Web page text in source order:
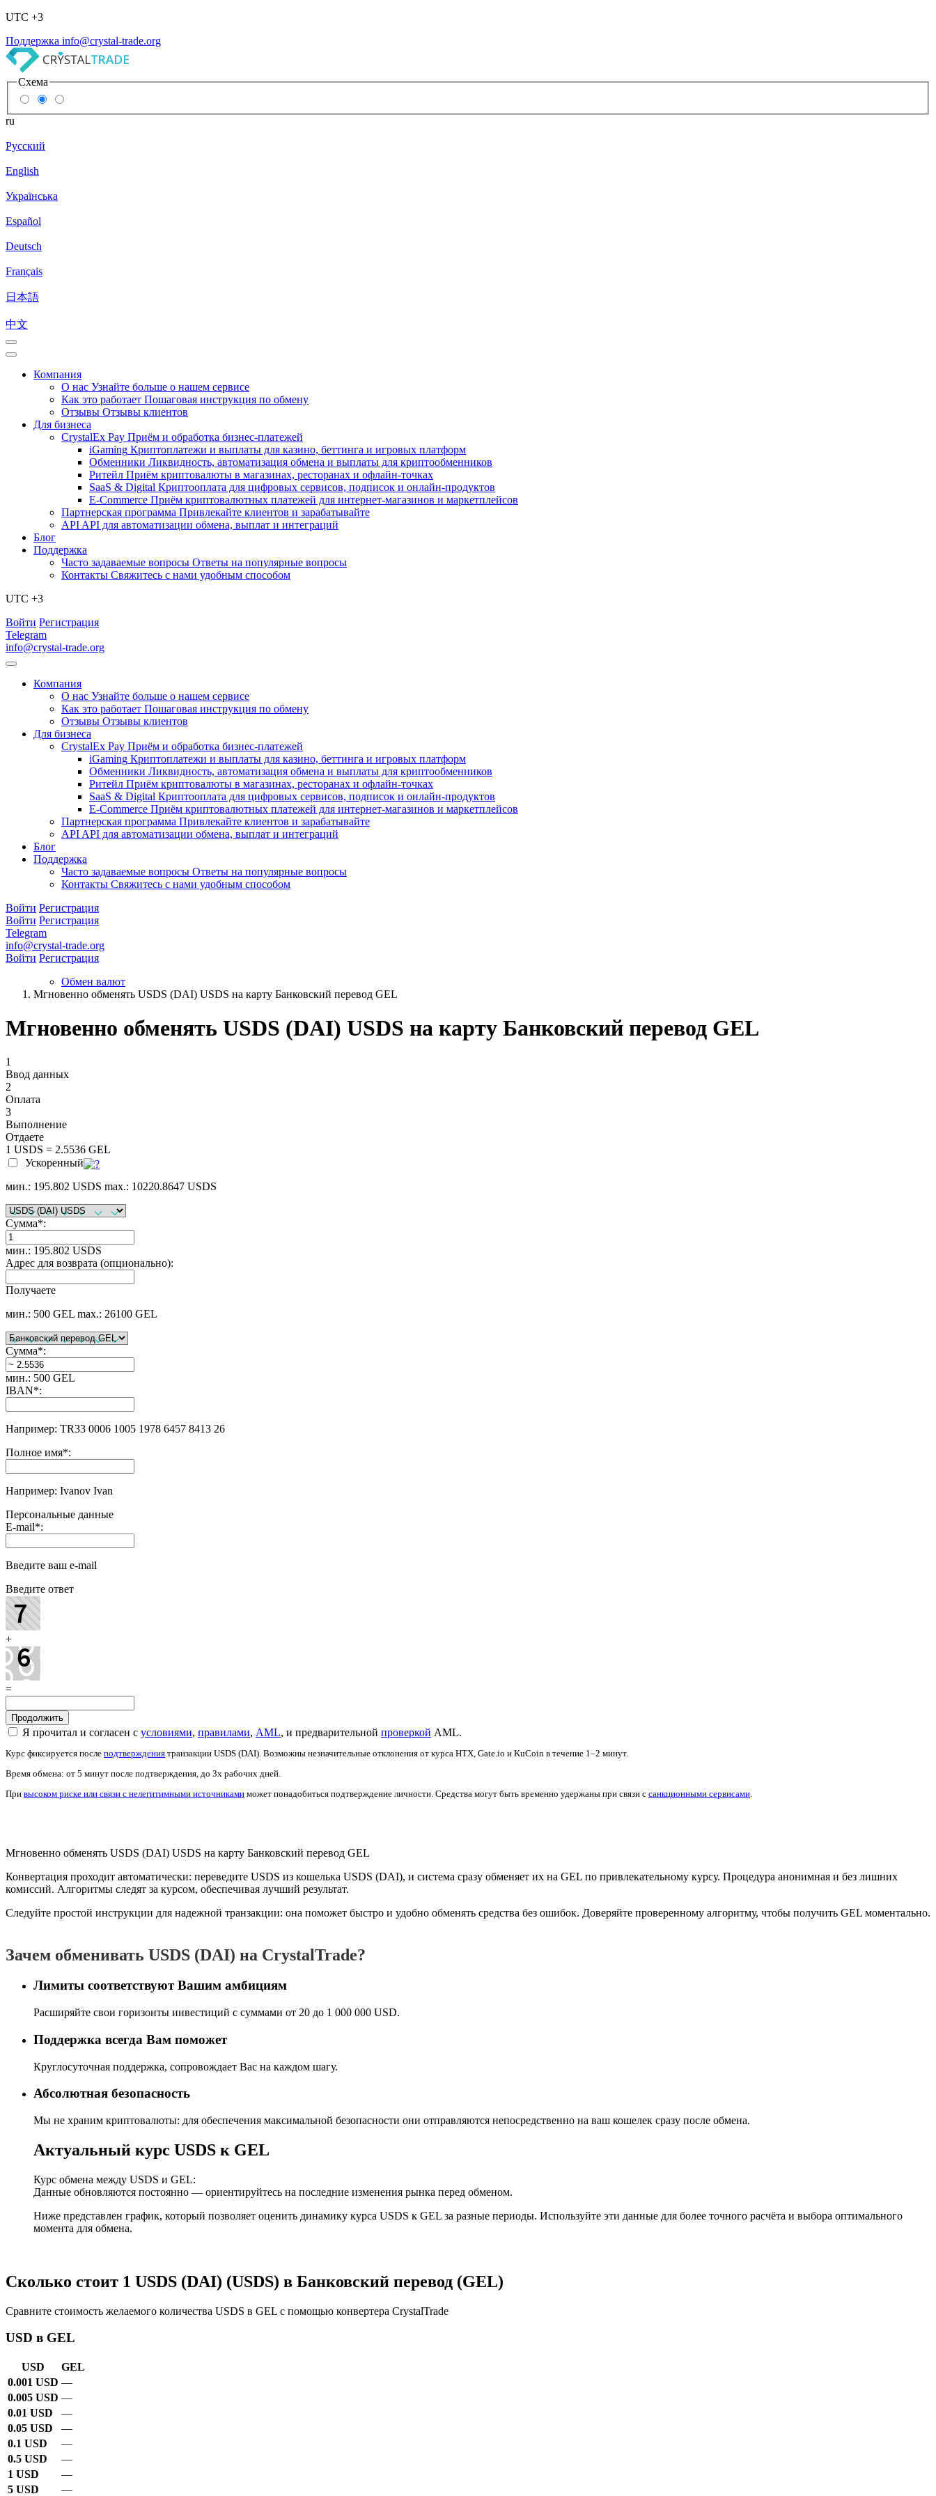
UTC +3
Поддержка info@crystal-trade.org
Схема
ru
Русский
English
Українська
Español
Deutsch
Français
日本語
中文
Компания
О нас Узнайте больше о нашем сервисе
Как это работает Пошаговая инструкция по обмену
Отзывы Отзывы клиентов
Для бизнеса
CrystalEx Pay Приём и обработка бизнес-платежей
iGaming Криптоплатежи и выплаты для казино, беттинга и игровых платформ
Обменники Ликвидность, автоматизация обмена и выплаты для криптообменников
Ритейл Приём криптовалюты в магазинах, ресторанах и офлайн-точках
SaaS & Digital Криптооплата для цифровых сервисов, подписок и онлайн-продуктов
E-Commerce Приём криптовалютных платежей для интернет-магазинов и маркетплейсов
Партнерская программа Привлекайте клиентов и зарабатывайте
API API для автоматизации обмена, выплат и интеграций
Блог
Поддержка
Часто задаваемые вопросы Ответы на популярные вопросы
Контакты Свяжитесь с нами удобным способом
UTC +3
Войти Регистрация
Telegram
info@crystal-trade.org
Компания
О нас Узнайте больше о нашем сервисе
Как это работает Пошаговая инструкция по обмену
Отзывы Отзывы клиентов
Для бизнеса
CrystalEx Pay Приём и обработка бизнес-платежей
iGaming Криптоплатежи и выплаты для казино, беттинга и игровых платформ
Обменники Ликвидность, автоматизация обмена и выплаты для криптообменников
Ритейл Приём криптовалюты в магазинах, ресторанах и офлайн-точках
SaaS & Digital Криптооплата для цифровых сервисов, подписок и онлайн-продуктов
E-Commerce Приём криптовалютных платежей для интернет-магазинов и маркетплейсов
Партнерская программа Привлекайте клиентов и зарабатывайте
API API для автоматизации обмена, выплат и интеграций
Блог
Поддержка
Часто задаваемые вопросы Ответы на популярные вопросы
Контакты Свяжитесь с нами удобным способом
Войти Регистрация
Войти Регистрация
Telegram
info@crystal-trade.org
Войти Регистрация
Обмен валют
Мгновенно обменять USDS (DAI) USDS на карту Банковский перевод GEL
Мгновенно обменять USDS (DAI) USDS на карту Банковский перевод GEL
1
Ввод данных
2
Оплата
3
Выполнение
Отдаете
1 USDS = 2.5536 GEL
Ускоренный
мин.: 195.802 USDS max.: 10220.8647 USDS
Сумма*:
мин.: 195.802 USDS
Адрес для возврата (опционально):
Получаете
мин.: 500 GEL max.: 26100 GEL
Сумма*:
мин.: 500 GEL
IBAN*:
Например: TR33 0006 1005 1978 6457 8413 26
Полное имя*:
Например: Ivanov Ivan
Персональные данные
E-mail*:
Введите ваш e-mail
Введите ответ
+
=
Я прочитал и согласен с условиями, правилами, AML, и предварительной проверкой AML.
Курс фиксируется после подтверждения транзакции USDS (DAI). Возможны незначительные отклонения от курса HTX, Gate.io и KuCoin в течение 1–2 минут.
Время обмена: от 5 минут после подтверждения, до 3х рабочих дней.
При высоком риске или связи с нелегитимными источниками может понадобиться подтверждение личности. Средства могут быть временно удержаны при связи с санкционными сервисами.
Мгновенно обменять USDS (DAI) USDS на карту Банковский перевод GEL
Конвертация проходит автоматически: переведите USDS из кошелька USDS (DAI), и система сразу обменяет их на GEL по привлекательному курсу. Процедура анонимная и без лишних
комиссий. Алгоритмы следят за курсом, обеспечивая лучший результат.
Следуйте простой инструкции для надежной транзакции: она поможет быстро и удобно обменять средства без ошибок. Доверяйте проверенному алгоритму, чтобы получить GEL моментально.
Зачем обменивать USDS (DAI) на CrystalTrade?
Лимиты соответствуют Вашим амбициям
Расширяйте свои горизонты инвестиций с суммами от 20 до 1 000 000 USD.
Поддержка всегда Вам поможет
Круглосуточная поддержка, сопровождает Вас на каждом шагу.
Абсолютная безопасность
Мы не храним криптовалюты: для обеспечения максимальной безопасности они отправляются непосредственно на ваш кошелек сразу после обмена.
Актуальный курс USDS к GEL
Курс обмена между USDS и GEL:
Данные обновляются постоянно — ориентируйтесь на последние изменения рынка перед обменом.
Ниже представлен график, который позволяет оценить динамику курса USDS к GEL за разные периоды. Используйте эти данные для более точного расчёта и выбора оптимального
момента для обмена.
Сколько стоит 1 USDS (DAI) (USDS) в Банковский перевод (GEL)
Сравните стоимость желаемого количества USDS в GEL с помощью конвертера CrystalTrade
USD в GEL
USD
GEL
0.001 USD —
0.005 USD —
0.01 USD
—
0.05 USD
—
0.1 USD
—
0.5 USD
—
1 USD
—
5 USD
—